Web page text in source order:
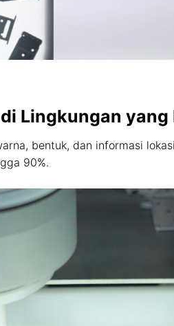
Lingkungan yang
bentuk, dan informasi
90%.